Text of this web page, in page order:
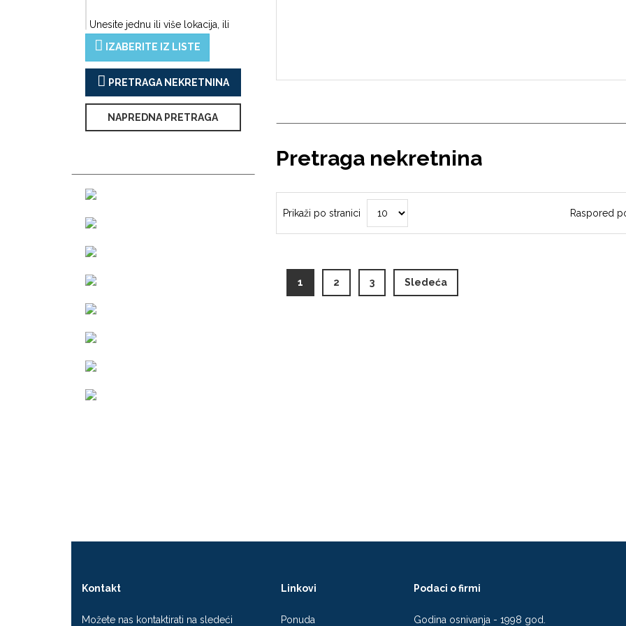
Unesite jednu ili više lokacija, ili
IZABERITE IZ LISTE
PRETRAGA NEKRETNINA
NAPREDNA PRETRAGA
Pretraga nekretnina
Prikaži po stranici Raspored
1 (current)
2 3 Sledeća
Kontakt
Možete nas kontaktirati na sledeći
Linkovi
Ponuda
Podaci o firmi
Godina osnivanja - 1998 god.